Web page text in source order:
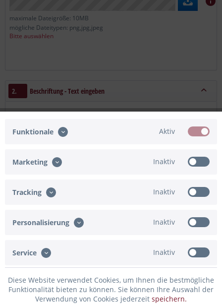
maximale Dateigröße: 10MB
mögliche Dateitypen: png,jpg,jpeg
Bitte auswählen
2. Beschriftung - Text eingeben
Haupttext
Schriftart
Funktionale Aktiv
Marketing Inaktiv
Tracking Inaktiv
Personalisierung Inaktiv
Service Inaktiv
Diese Website verwendet Cookies, um Ihnen die bestmögliche
Funktionalität bieten zu können. Sie können Ihre Auswahl der
Verwendung von Cookies jederzeit speichern.